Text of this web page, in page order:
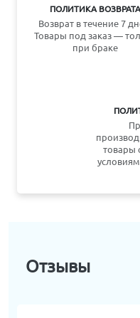
ПОЛИТИКА ВОЗВРАТА
Возврат в течение 7
Товары под заказ —
при браке
товары
Отзывы